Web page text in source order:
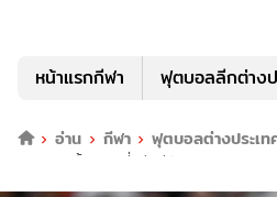
หน้าแรกกีฬา ฟุตบอลลีกต่างป
อ่าน กีฬา ฟุตบอลต่างประเท
จดหมายรั้ง เมสซี่ สู่แม่ทัพแดนกลางอาร์เ